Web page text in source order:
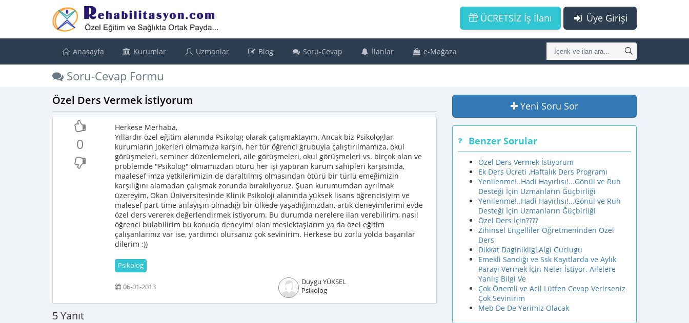
Üye Girişi
ÜCRETSİZ İş İlanı
Anasayfa Kurumlar Uzmanlar Blog Soru-Cevap İlanlar e-Mağaza
Soru-Cevap Formu
Özel Ders Vermek İstiyorum
0
Herkese Merhaba,
Yıllardır özel eğitim alanında Psikolog olarak çalışmaktayım. Ancak biz Psikologlar
kurumların jokerleri olmamıza karşın, her tür öğrenci grubuyla çalıştırılmamıza, okul
görüşmeleri, seminer düzenlemeleri, aile görüşmeleri, okul görüşmeleri vs. birçok alan ve
problemde "Psikolog" olmamızdan ötürü her işi yaptıran kurum sahipleri karşısında,
maalesef imza yetkilerimizin de daraltılmış olmasından ötürü bir türlü emeğimizin
karşılığını alamadan çalışmak zorunda bırakılıyoruz. Şuan kurumumdan ayrılmak
üzereyim, Okan Üniversitesinde Klinik Psikoloji alanında yüksek lisans öğrencisiyim ve
malesef part-time anlayışın olmadığı bir ülkede yaşadığımızdan, artık deneyimlerimi evde
özel ders vererek değerlendirmek istiyorum. Bu durumda nerelere ilan verebilirim, nasıl
öğrenci bulabilirim bu konuda deneyimi olan meslektaşlarım ya da özel eğitim
çalışanlarınız var ise, yardımcı olursanız çok sevinirim. Herkese bu zorlu yolda başarılar
dilerim :))
Psikolog
06-01-2013
Duygu YÜKSEL
Psikolog
5 Yanıt
Yeni Soru Sor
Benzer Sorular
Özel Ders Vermek İstiyorum
Ek Ders Ücreti ,Haftalık Ders Programı
Yenilenme!..Hadi Hayırlısı!...Gönül ve Ruh
Desteği İçin Uzmanların Ğüçbirliği
Yenilenme!..Hadi Hayırlısı!...Gönül ve Ruh
Desteği İçin Uzmanların Ğüçbirliği
Özel Ders İçin????
Zihinsel Engelliler Öğretmeninden Özel
Ders
Dikkat Daginikligi,Algi Guclugu
Emekli Sandığı ve Ssk Kayıtlarda ve Aylık
Parayı Vermek İçin Neler İstiyor. Ailelere
Yanlış Bilgi Ve
Çok Önemli ve Acil Lütfen Cevap Verirseniz
Çok Sevinirim
Meb De De Yerimiz Olacak